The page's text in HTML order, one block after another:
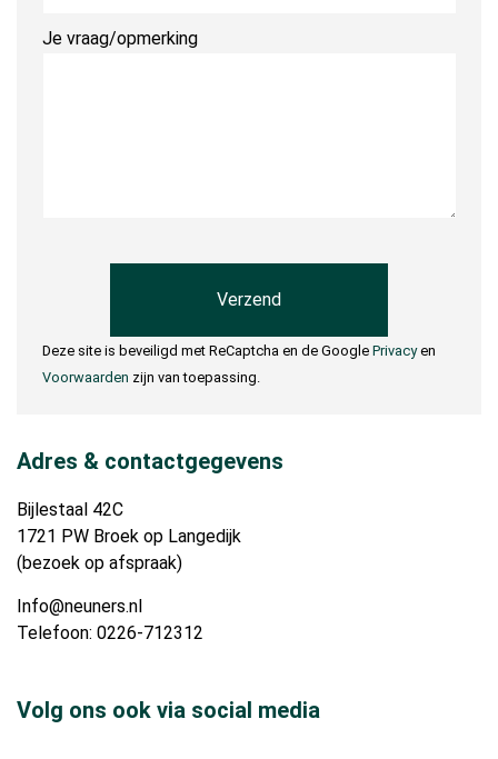
Je vraag/opmerking
Deze site is beveiligd met ReCaptcha en de Google Privacyen
Voorwaarden zijn van toepassing.
Adres & contactgegevens
Bijlestaal 42C
1721 PW Broek op Langedijk
(bezoek op afspraak)
Info@neuners.nl
Telefoon: 0226-712312
Volg ons ook via social media